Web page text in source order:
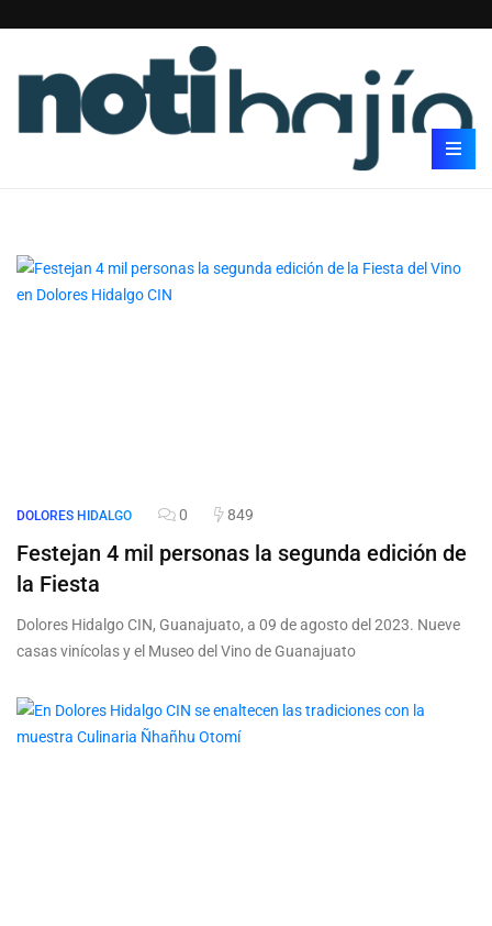
DOLORES HIDALGO 0 849
Festejan 4 mil personas la segunda edición de
la Fiesta
Dolores Hidalgo CIN, Guanajuato, a 09 de agosto del 2023. Nueve
casas vinícolas y el Museo del Vino de Guanajuato